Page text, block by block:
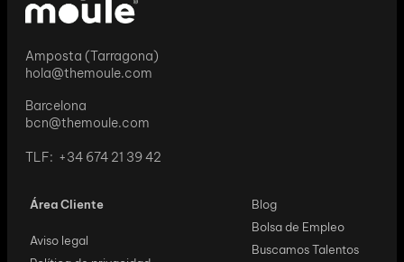
Amposta (Tarragona)
hola@themoule.com
Barcelona
bcn@themoule.com
TLF: +34 674 21 39 42
Área Cliente
Aviso legal
Blog
Bolsa de Empleo
Buscamos Talentos